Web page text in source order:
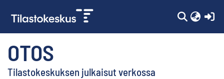
OTOS
Tilastokeskuksen julkaisut verkossa